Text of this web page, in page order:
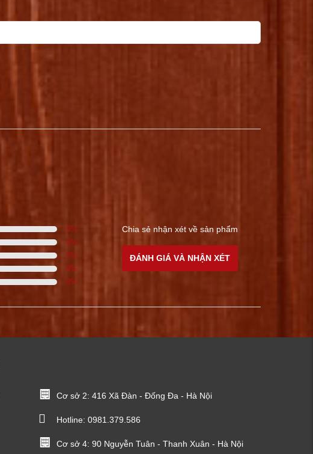
0%
0%
0%
0%
0%
Chia sẻ nhận xét về sản phẩm
ĐÁNH GIÁ VÀ NHẬN XÉT
Cơ sở 2: 416 Xã Đàn - Đống Đa - Hà Nội
Hotline: 0981.379.586
Cơ sở 4: 90 Nguyễn Tuân - Thanh Xuân - Hà Nội